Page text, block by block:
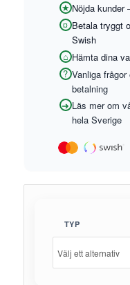
Nöjda kunder
Betala tryggt
Swish
Hämta dina
Vanliga
betalning
Läs mer om
hela Sverige
TYP